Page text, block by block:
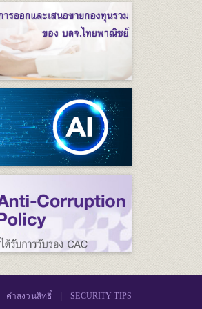
คำสงวนสิทธิ์ | SECURITY TIPS